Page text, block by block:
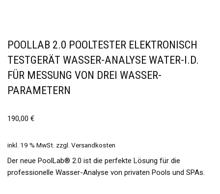
POOLLAB 2.0 POOLTESTER ELEKTRONISCH
TESTGERÄT WASSER-ANALYSE WATER-I.D.
FÜR MESSUNG VON DREI WASSER-
PARAMETERN
190,00 €
inkl. 19 % MwSt. zzgl. Versandkosten
Der neue PoolLab® 2.0 ist die perfekte Lösung für die
professionelle Wasser-Analyse von privaten Pools und SPAs.